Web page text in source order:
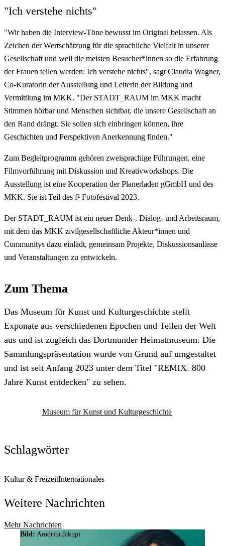
"Ich verstehe nichts"
"Wir haben die Interview-Töne bewusst im Original belassen. Als
Zeichen der Wertschätzung für die sprachliche Vielfalt in unserer
Gesellschaft und weil die meisten Besucher*innen so die Erfahrung
der Frauen teilen werden: Ich verstehe nichts", sagt Claudia Wagner,
Co-Kuratorin der Ausstellung und Leiterin der Bildung und
Vermittlung im MKK. "Der STADT_RAUM im MKK macht
Stimmen hörbar und Menschen sichtbar, die unsere Gesellschaft an
den Rand drängt. Sie sollen sich einbringen können, ihre
Geschichten und Perspektiven Anerkennung finden."
Zum Begleitprogramm gehören zweisprachige Führungen, eine
Filmvorführung mit Diskussion und Kreativworkshops. Die
Ausstellung ist eine Kooperation der Planerladen gGmbH und des
MKK. Sie ist Teil des f² Fotofestival 2023.
Der STADT_RAUM ist ein neuer Denk-, Dialog- und Arbeitsraum,
mit dem das MKK zivilgesellschaftliche Akteur*innen und
Communitys dazu einlädt, gemeinsam Projekte, Diskussionsanlässe
und Veranstaltungen zu entwickeln.
Zum Thema
Das Museum für Kunst und Kulturgeschichte stellt
Exponate aus verschiedenen Epochen und Teilen der Welt
aus und ist zugleich das Dortmunder Heimatmuseum. Die
Sammlungspräsentation wurde von Grund auf umgestaltet
und ist seit Anfang 2023 unter dem Titel "REMIX. 800
Jahre Kunst entdecken" zu sehen.
Museum für Kunst und Kulturgeschichte
Schlagwörter
Kultur & FreizeitInternationales
Weitere Nachrichten
Mehr Nachrichten
Bild: Amdrita Jakupi